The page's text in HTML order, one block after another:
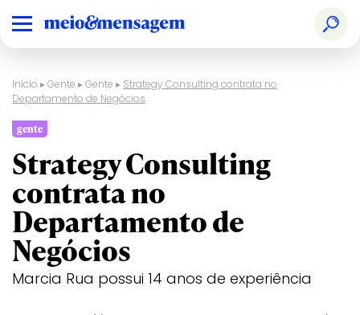
Início ▸Gente ▸Gente ▸ Strategy Consulting contrata no
Departamento de Negócios
gente
Strategy Consulting
contrata no
Departamento de
Negócios
Marcia Rua possui 14 anos de experiência